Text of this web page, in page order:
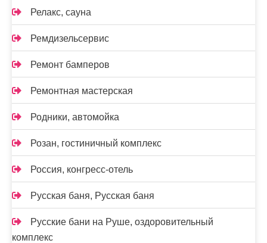
Релакс, сауна
Ремдизельсервис
Ремонт бамперов
Ремонтная мастерская
Родники, автомойка
Розан, гостиничный комплекс
Россия, конгресс-отель
Русская баня, Русская баня
Русские бани на Руше, оздоровительный
комплекс